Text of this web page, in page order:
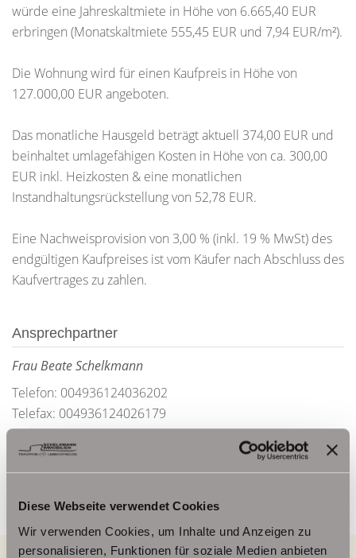
Diese Webseite verwendet Cookies
Wir verwenden Cookies, um Inhalte und Anzeigen zu
personalisieren, Funktionen für soziale Medien anbieten
würde eine Jahreskaltmiete in Höhe von 6.665,40 EUR
erbringen (Monatskaltmiete 555,45 EUR und 7,94 EUR/m²).
Die Wohnung wird für einen Kaufpreis in Höhe von
127.000,00 EUR angeboten.
Das monatliche Hausgeld beträgt aktuell 374,00 EUR und
beinhaltet umlagefähigen Kosten in Höhe von ca. 300,00
EUR inkl. Heizkosten & eine monatlichen
Instandhaltungsrückstellung von 52,78 EUR.
Eine Nachweisprovision von 3,00 % (inkl. 19 % MwSt) des
endgültigen Kaufpreises ist vom Käufer nach Abschluss des
Kaufvertrages zu zahlen.
Ansprechpartner
Frau Beate Schelkmann
Telefon: 004936124036202
Telefax: 004936124026179
Mobil: 00491714769991
info@schelkmann.de